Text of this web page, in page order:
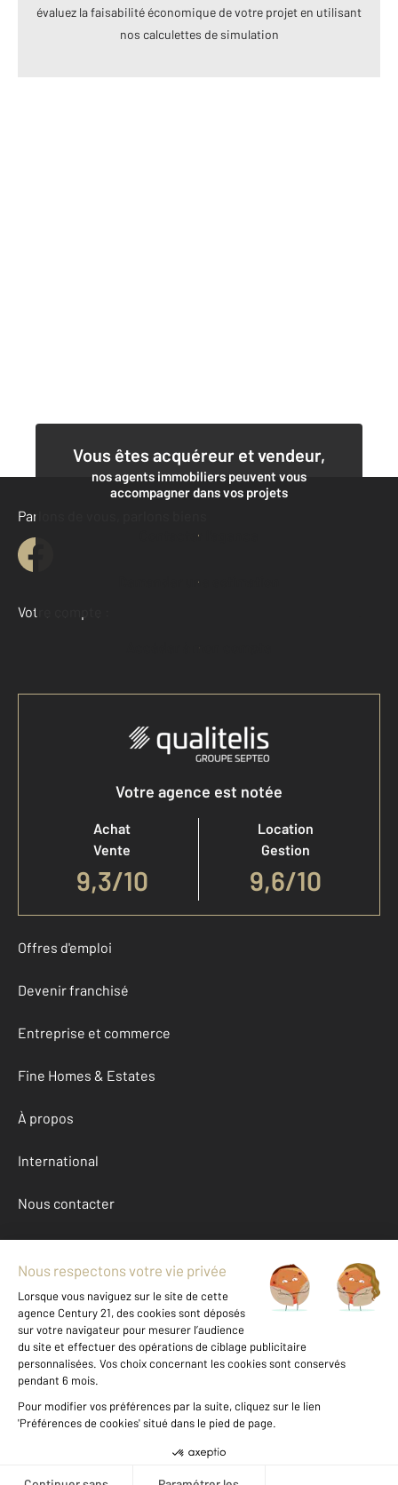
évaluez la faisabilité économique de votre projet en utilisant
nos calculettes de simulation
Vous êtes acquéreur et vendeur,
nos agents immobiliers peuvent vous
accompagner dans vos projets
Contacter l'agence
Demander une estimation
Parlons de vous, parlons biens
Votre compte :
Accéder à mon compte
Votre agence est notée
Achat
Vente
9,3/10
Location
Gestion
9,6/10
Offres d'emploi
Devenir franchisé
Entreprise et commerce
Fine Homes & Estates
À propos
International
Nous contacter
Mentions légales & CGU et Barèmes d'honoraires
Données personnelles
Gestionnaire des cookies
Achat maison autour de CERET (66400)